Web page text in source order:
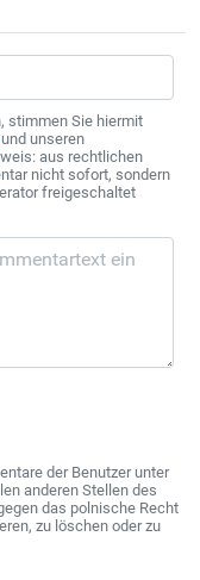
stimmen Sie hiermit
unseren
aus rechtlichen
nicht sofort, sondern
freigeschaltet
der Benutzer unter
anderen Stellen des
das polnische Recht
zu löschen oder zu